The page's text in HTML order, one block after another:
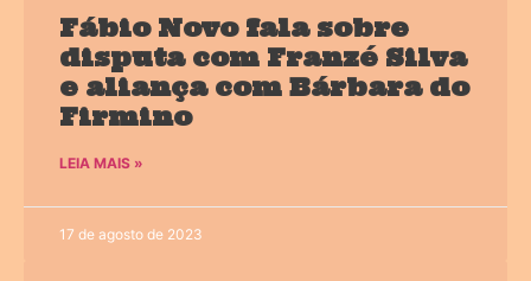
Fábio Novo fala sobre
disputa com Franzé Silva
e aliança com Bárbara do
Firmino
LEIA MAIS »
17 de agosto de 2023